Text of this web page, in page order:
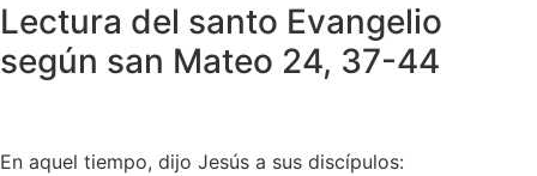
Lectura del santo Evangelio
según san Mateo 24, 37-44
En aquel tiempo, dijo Jesús a sus discípulos: